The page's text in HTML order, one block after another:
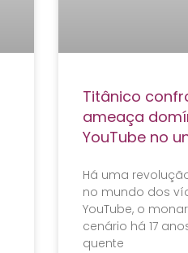
Titânico
ameaça
YouTube no
Há uma
no mundo dos
YouTube, o
cenário há 17
quente